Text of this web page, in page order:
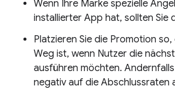
Wenn Ihre Marke spezielle
installierter App hat, sollten Sie
Platzieren Sie die Promotion
Weg ist, wenn Nutzer die
ausführen möchten.
negativ auf die Abschlussraten